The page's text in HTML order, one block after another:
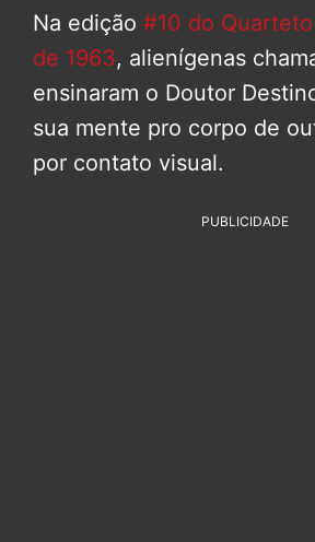
Na edição #10 do
de 1963, alienígenas
ensinaram o Doutor
sua mente pro corpo de
por contato visual.
PUBLICIDADE